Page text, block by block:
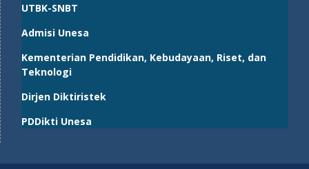
UTBK-SNBT
Admisi Unesa
Kementerian Pendidikan, Kebudayaan, Riset, dan
Teknologi
Dirjen Diktiristek
PDDikti Unesa